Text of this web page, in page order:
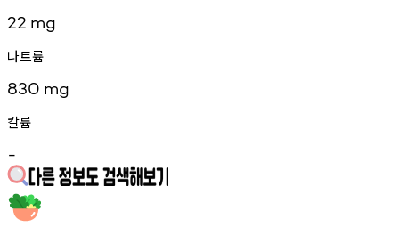
22 mg
나트륨
830 mg
칼륨
-